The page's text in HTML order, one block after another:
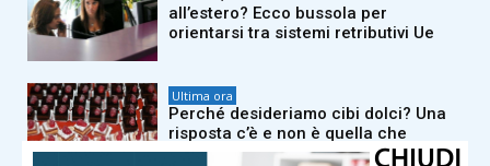
all’estero? Ecco bussola per
orientarsi tra sistemi retributivi Ue
Ultima ora
Perché desideriamo cibi dolci? Una
risposta c’è e non è quella che
immagini